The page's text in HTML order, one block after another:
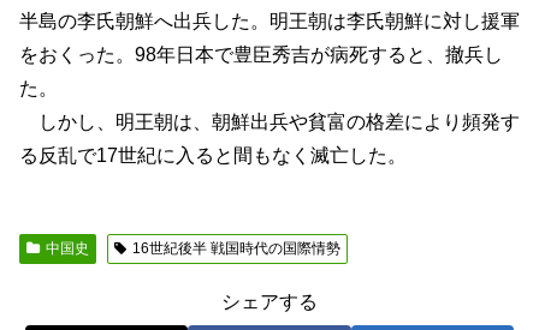
半島の李氏朝鮮へ出兵した。明王朝は李氏朝鮮に対し援軍
をおくった。98年日本で豊臣秀吉が病死すると、撤兵し
た。
しかし、明王朝は、朝鮮出兵や貧富の格差により頻発す
る反乱で17世紀に入ると間もなく滅亡した。
中国史 16世紀後半 戦国時代の国際情勢
シェアする